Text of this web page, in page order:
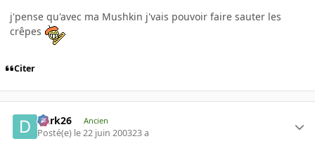
j'pense qu'avec ma Mushkin j'vais pouvoir faire sauter les
crêpes
Citer
Dark26 Ancien
Posté(e) le 22 juin 200323 a